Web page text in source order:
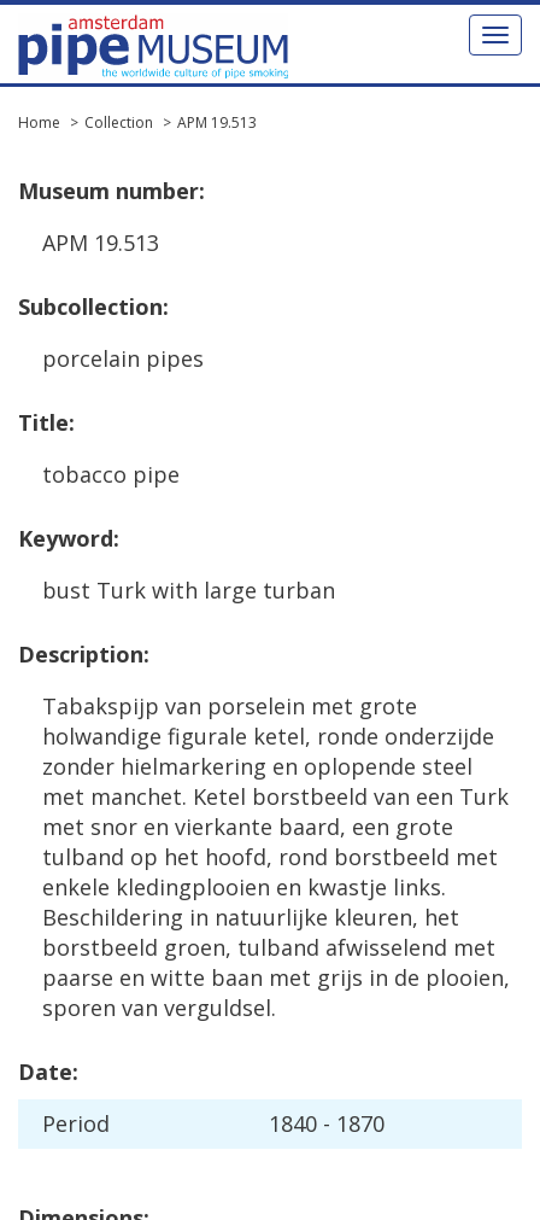
Toggle
Home Collection APM 19.513
Museum number:
APM 19.513
Subcollection:
porcelain pipes
Title:
tobacco pipe
Keyword:
bust Turk with large turban
Description:
Tabakspijp van porselein met grote
holwandige figurale ketel, ronde onderzijde
zonder hielmarkering en oplopende steel
met manchet. Ketel borstbeeld van een Turk
met snor en vierkante baard, een grote
tulband op het hoofd, rond borstbeeld met
enkele kledingplooien en kwastje links.
Beschildering in natuurlijke kleuren, het
borstbeeld groen, tulband afwisselend met
paarse en witte baan met grijs in de plooien,
sporen van verguldsel.
Date:
Period
1840 - 1870